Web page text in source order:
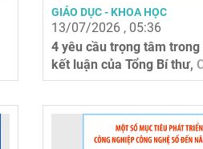
GIÁO DỤC - KHOA HỌC
13/07/2026 , 05:36
4 yêu cầu trọng tâm trong
kết luận của Tổng Bí thư,